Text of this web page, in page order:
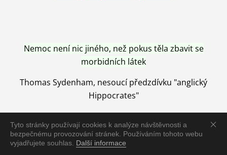
Tyto stránky používají cookies k analýze návštěvnosti a
bezpečnému provozování stránek. Používáním tohoto webu
vyjadřujete souhlas. Další informace
Nemoc není nic jiného, než pokus těla zbavit se
morbidních látek
Thomas Sydenham, nesoucí předzdívku "anglický
Hippocrates"
Nemoc je vyléčena jen pomocí Přírody, neutralizací a